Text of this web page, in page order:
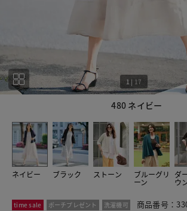
480 ネイビー
1 | 17
ネイビー ブラック ストーン ブルーグリ
ーン
ダ
ウ
17
time sale ポーチプレゼント 洗濯機可 商品番号：
この商品をシェアする